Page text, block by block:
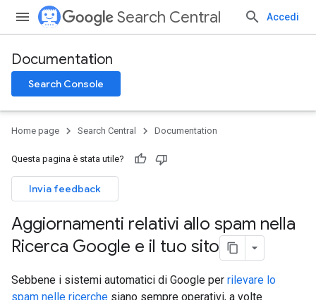
Search Central Accedi
Documentation
Search Console
Home page Search Central Documentation
Questa pagina è stata utile?
Invia feedback
Aggiornamenti relativi allo spam nella
Ricerca Google e il tuo sito
Sebbene i sistemi automatici di Google per rilevare lo
spam nelle ricerche siano sempre operativi, a volte